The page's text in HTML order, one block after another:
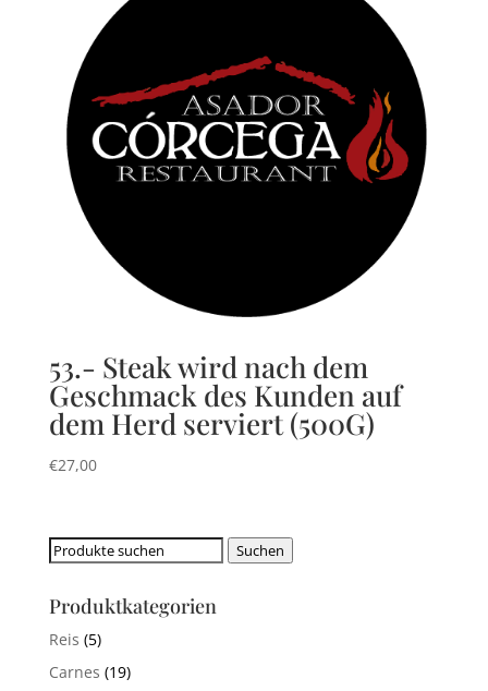
53.- Steak wird nach dem
Geschmack des Kunden auf
dem Herd serviert (500G)
€27,00
Suchen
Suchen
Produktkategorien
Reis (5)
Carnes (19)